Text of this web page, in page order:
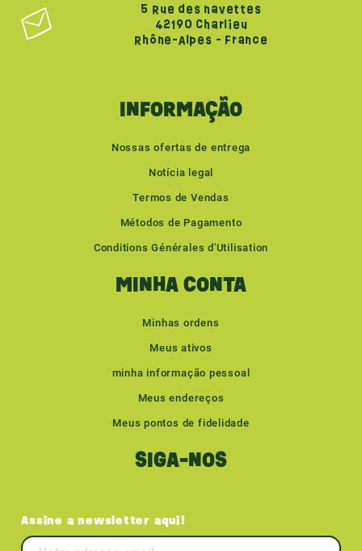
5 Rue des navettes
42190 Charlieu
Rhône-Alpes - France
INFORMAÇÃO
Nossas ofertas de entrega
Notícia legal
Termos de Vendas
Métodos de Pagamento
Conditions Générales d'Utilisation
MINHA CONTA
Minhas ordens
Meus ativos
minha informação pessoal
Meus endereços
Meus pontos de fidelidade
SIGA-NOS
Assine a newsletter aqui!